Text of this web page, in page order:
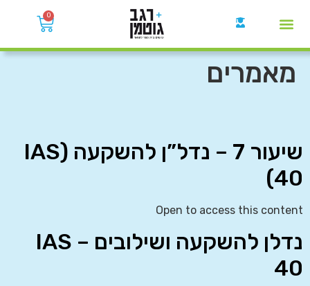
0
מאמרים
שיעור 7 – נדל”ן להשקעה (IAS
40)
Open to access this content
נדלן להשקעה ושילובים – IAS
40